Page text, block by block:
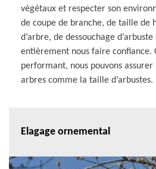
végétaux et respecter son
de coupe de branche, de taille de
d’arbre, de dessouchage
entièrement nous faire confiance.
performant, nous pouvons assurer
arbres comme la taille d’arbustes.
Elagage ornemental